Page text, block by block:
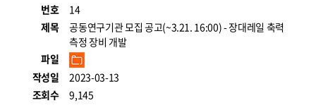
번호
14
제목
공동연구기관 모집 공고(~3.21. 16:00) - 장대레일 축력
측정 장비 개발
파일
작성일
2023-03-13
조회수
9,145